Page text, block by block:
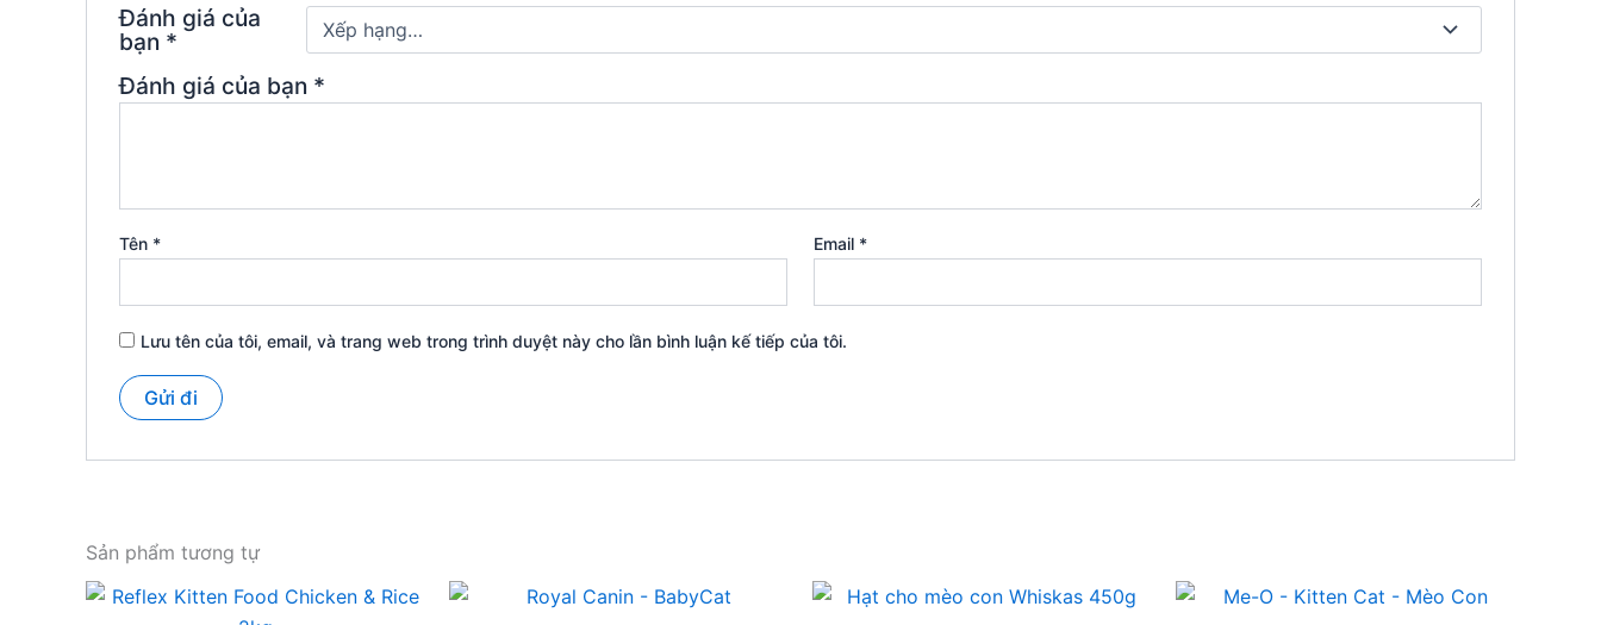
Đánh giá của
bạn *
Đánh giá của bạn *
Tên * Email *
Lưu tên của tôi, email, và trang web trong trình duyệt này cho lần bình luận kế tiếp của tôi.
Sản phẩm tương tự